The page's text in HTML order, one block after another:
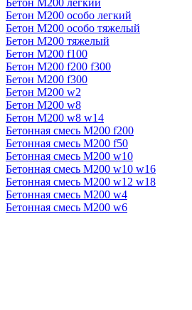
Бетон М200 легкий
Бетон М200 особо легкий
Бетон М200 особо тяжелый
Бетон М200 тяжелый
Бетон М200 f100
Бетон М200 f200 f300
Бетон М200 f300
Бетон М200 w2
Бетон М200 w8
Бетон М200 w8 w14
Бетонная смесь М200 f200
Бетонная смесь М200 f50
Бетонная смесь М200 w10
Бетонная смесь М200 w10 w16
Бетонная смесь М200 w12 w18
Бетонная смесь М200 w4
Бетонная смесь М200 w6